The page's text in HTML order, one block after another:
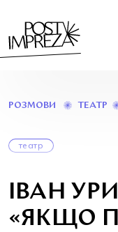
РОЗМОВИ ТЕАТР
театр
ІВАН
«ЯКЩО